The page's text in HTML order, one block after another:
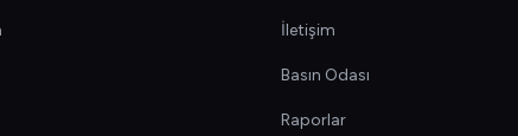
İletişim
Basın Odası
Raporlar